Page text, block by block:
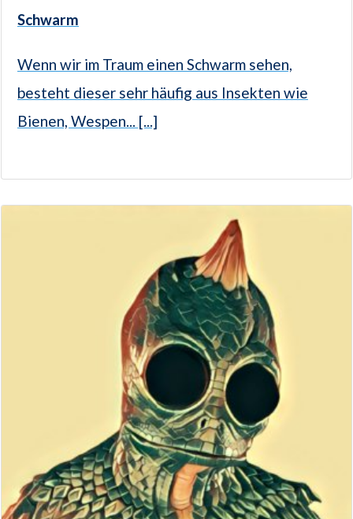
Schwarm
Wenn wir im Traum einen Schwarm sehen,
besteht dieser sehr häufig aus Insekten wie
Bienen, Wespen... [...]